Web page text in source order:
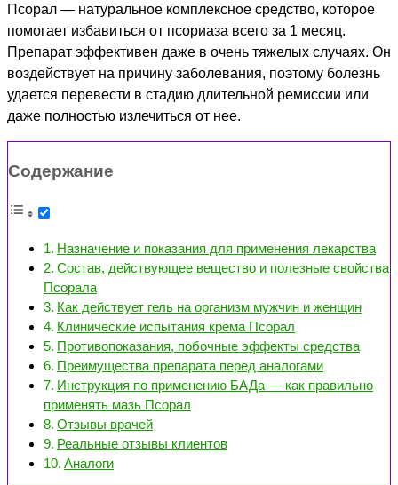
Псорал — натуральное комплексное средство, которое
помогает избавиться от псориаза всего за 1 месяц.
Препарат эффективен даже в очень тяжелых случаях. Он
воздействует на причину заболевания, поэтому болезнь
удается перевести в стадию длительной ремиссии или
даже полностью излечиться от нее.
Содержание
Назначение и показания для применения лекарства
Состав, действующее вещество и полезные свойства
Псорала
Как действует гель на организм мужчин и женщин
Клинические испытания крема Псорал
Противопоказания, побочные эффекты средства
Преимущества препарата перед аналогами
Инструкция по применению БАДа — как правильно
применять мазь Псорал
Отзывы врачей
Реальные отзывы клиентов
Аналоги